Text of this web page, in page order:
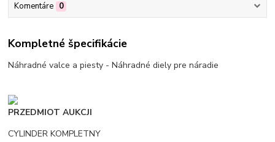
Komentáre 0
Kompletné špecifikácie
Náhradné valce a piesty - Náhradné diely pre náradie
PRZEDMIOT AUKCJI
CYLINDER KOMPLETNY